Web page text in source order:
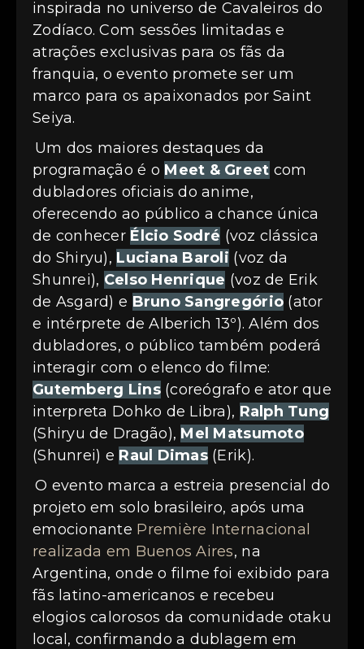
inspirada no universo de Cavaleiros do
Zodíaco. Com sessões limitadas e
atrações exclusivas para os fãs da
franquia, o evento promete ser um
marco para os apaixonados por Saint
Seiya.
Um dos maiores destaques da
programação é o Meet & Greet com
dubladores oficiais do anime,
oferecendo ao público a chance única
de conhecer Élcio Sodré (voz clássica
do Shiryu), Luciana Baroli (voz da
Shunrei), Celso Henrique (voz de Erik
de Asgard) e Bruno Sangregório (ator
e intérprete de Alberich 13º). Além dos
dubladores, o público também poderá
interagir com o elenco do filme:
Gutemberg Lins(coreógrafo e ator que
interpreta Dohko de Libra), Ralph Tung
(Shiryu de Dragão), Mel Matsumoto
(Shunrei) e Raul Dimas(Erik).
O evento marca a estreia presencial do
projeto em solo brasileiro, após uma
emocionante Première Internacional
realizada em Buenos Aires, na
Argentina, onde o filme foi exibido para
fãs latino-americanos e recebeu
elogios calorosos da comunidade otaku
local, confirmando a dublagem em